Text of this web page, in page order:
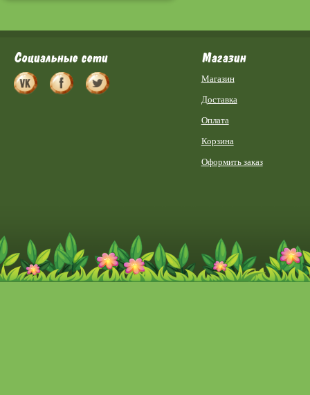
Социальные сети Магазин
Магазин
Доставка
Оплата
Корзина
Оформить заказ